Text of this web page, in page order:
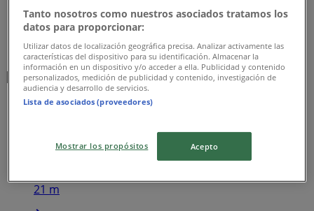
Κοντινά καταστήματα
ALEX. IPSILANDOU 5, Κως
21 m
Tanto nosotros como nuestros asociados tratamos los
datos para proporcionar:
Utilizar datos de localización geográfica precisa. Analizar activamente las
características del dispositivo para su identificación. Almacenar la
información en un dispositivo y/o acceder a ella. Publicidad y contenido
personalizados, medición de publicidad y contenido, investigación de
audiencia y desarrollo de servicios.
Lista de asociados (proveedores)
Mostrar los propósitos Acepto